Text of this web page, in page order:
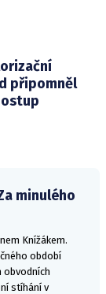
připomněl
minulého
Knížákem.
období
obvodních
stíhání v